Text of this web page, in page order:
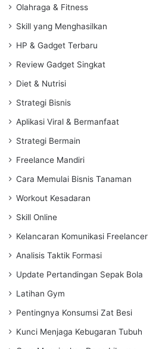
Olahraga & Fitness
Skill yang Menghasilkan
HP & Gadget Terbaru
Review Gadget Singkat
Diet & Nutrisi
Strategi Bisnis
Aplikasi Viral & Bermanfaat
Strategi Bermain
Freelance Mandiri
Cara Memulai Bisnis Tanaman
Workout Kesadaran
Skill Online
Kelancaran Komunikasi Freelancer
Analisis Taktik Formasi
Update Pertandingan Sepak Bola
Latihan Gym
Pentingnya Konsumsi Zat Besi
Kunci Menjaga Kebugaran Tubuh